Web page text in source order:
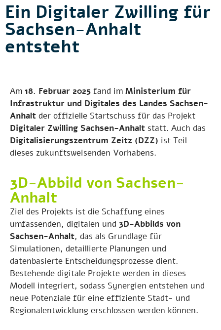
Ein Digitaler Zwilling für
Sachsen-Anhalt
entsteht
Am 18. Februar 2025 fand im Ministerium für
Infrastruktur und Digitales des Landes Sachsen-
Anhalt der offizielle Startschuss für das Projekt
Digitaler Zwilling Sachsen-Anhalt statt. Auch das
Digitalisierungszentrum Zeitz (DZZ) ist Teil
dieses zukunftsweisenden Vorhabens.
3D-Abbild von Sachsen-
Anhalt
Ziel des Projekts ist die Schaffung eines
umfassenden, digitalen und 3D-Abbilds von
Sachsen-Anhalt, das als Grundlage für
Simulationen, detaillierte Planungen und
datenbasierte Entscheidungsprozesse dient.
Bestehende digitale Projekte werden in dieses
Modell integriert, sodass Synergien entstehen und
neue Potenziale für eine effiziente Stadt- und
Regionalentwicklung erschlossen werden können.